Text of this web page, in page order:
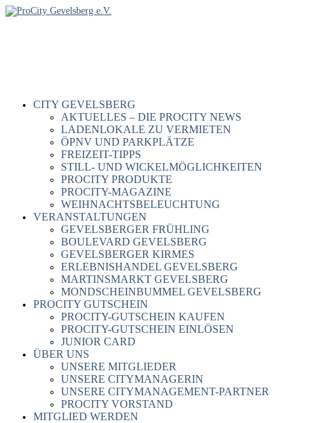
CITY GEVELSBERG
AKTUELLES – DIE PROCITY NEWS
LADENLOKALE ZU VERMIETEN
ÖPNV UND PARKPLÄTZE
FREIZEIT-TIPPS
STILL- UND WICKELMÖGLICHKEITEN
PROCITY PRODUKTE
PROCITY-MAGAZINE
WEIHNACHTSBELEUCHTUNG
VERANSTALTUNGEN
GEVELSBERGER FRÜHLING
BOULEVARD GEVELSBERG
GEVELSBERGER KIRMES
ERLEBNISHANDEL GEVELSBERG
MARTINSMARKT GEVELSBERG
MONDSCHEINBUMMEL GEVELSBERG
PROCITY GUTSCHEIN
PROCITY-GUTSCHEIN KAUFEN
PROCITY-GUTSCHEIN EINLÖSEN
JUNIOR CARD
ÜBER UNS
UNSERE MITGLIEDER
UNSERE CITYMANAGERIN
UNSERE CITYMANAGEMENT-PARTNER
PROCITY VORSTAND
MITGLIED WERDEN